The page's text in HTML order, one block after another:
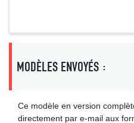
MODÈLES ENVOYÉS :
Ce modèle en version
directement par e-mail aux